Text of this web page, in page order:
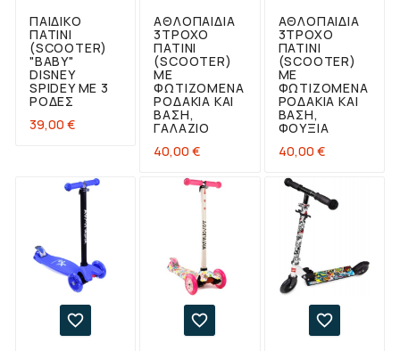
ΠΑΙΔΙΚΌ
ΠΑΤΊΝΙ
(SCOOTER)
"BABY"
DISNEY
SPIDEY ΜΕ 3
ΡΌΔΕΣ
39,00 €
ΑΘΛΟΠΑΙΔΙΑ
3ΤΡΟΧΟ
ΠΑΤΊΝΙ
(SCOOTER)
ΜΕ
ΦΩΤΙΖΌΜΕΝΑ
ΡΟΔΆΚΙΑ ΚΑΙ
ΒΆΣΗ,
ΓΑΛΆΖΙΟ
40,00 €
ΑΘΛΟΠΑΙΔΙΑ
3ΤΡΟΧΟ
ΠΑΤΊΝΙ
(SCOOTER)
ΜΕ
ΦΩΤΙΖΌΜΕΝΑ
ΡΟΔΆΚΙΑ ΚΑΙ
ΒΆΣΗ,
ΦΟΎΞΙΑ
40,00 €
  